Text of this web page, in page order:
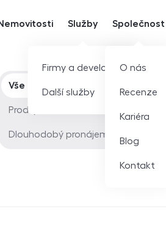
Služby
Firmy a developeři
Další služby
Společnost
O nás
Recenze
Kariéra
Blog
Kontakt
Typ nabídky
Vše
Prodej
Dlouhodobý pronájem